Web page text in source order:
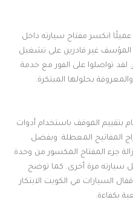
انكسر مفتاح سيارته داخل
المؤسف غير قادرين على تشغيل
تواصلوا على الفور مع خدمة
بحلولها المبتكرة.
بتقييم الموقف باستخدام أدوات
المعطلة. وبفضل
جزء المفتاح المكسور من وحدة
مرة أخرى. كما توضح
السيارات في الكويت الابتكار
بكفاءة.